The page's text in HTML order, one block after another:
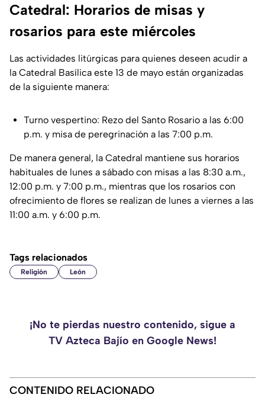
Catedral: Horarios de misas y
rosarios para este miércoles
Las actividades litúrgicas para quienes deseen acudir a
la Catedral Basílica este 13 de mayo están organizadas
de la siguiente manera:
Turno vespertino: Rezo del Santo Rosario a las 6:00
p.m. y misa de peregrinación a las 7:00 p.m.
De manera general, la Catedral mantiene sus horarios
habituales de lunes a sábado con misas a las 8:30 a.m.,
12:00 p.m. y 7:00 p.m., mientras que los rosarios con
ofrecimiento de flores se realizan de lunes a viernes a las
11:00 a.m. y 6:00 p.m.
Tags relacionados
Religión León
¡No te pierdas nuestro contenido, sigue a
TV Azteca Bajío en Google News!
CONTENIDO RELACIONADO